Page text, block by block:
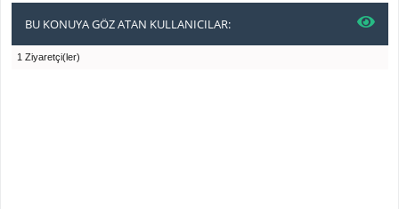
BU KONUYA GÖZ ATAN KULLANICILAR:
1 Ziyaretçi(ler)